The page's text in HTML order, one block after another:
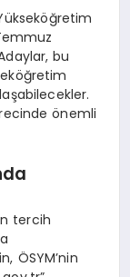
bu
önemli
tercih
ÖSYM’nin